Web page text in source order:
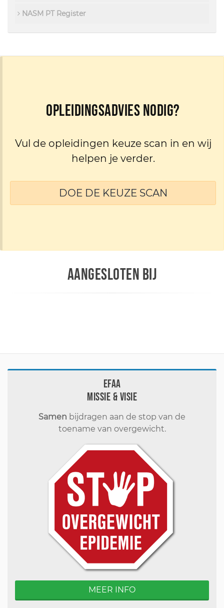
NASM PT Register
Opleidingsadvies nodig?
Vul de opleidingen keuze scan in en wij
helpen je verder.
DOE DE KEUZE SCAN
AANGESLOTEN BIJ
EFAA
Missie & visie
Samen bijdragen aan de stop van de
toename van overgewicht.
MEER INFO